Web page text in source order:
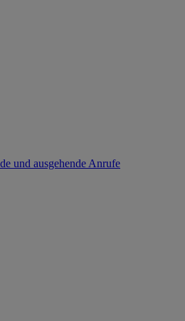
und ausgehende Anrufe